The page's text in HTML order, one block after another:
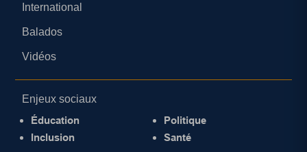
International
Balados
Vidéos
Enjeux sociaux
Éducation
Inclusion
Politique
Santé